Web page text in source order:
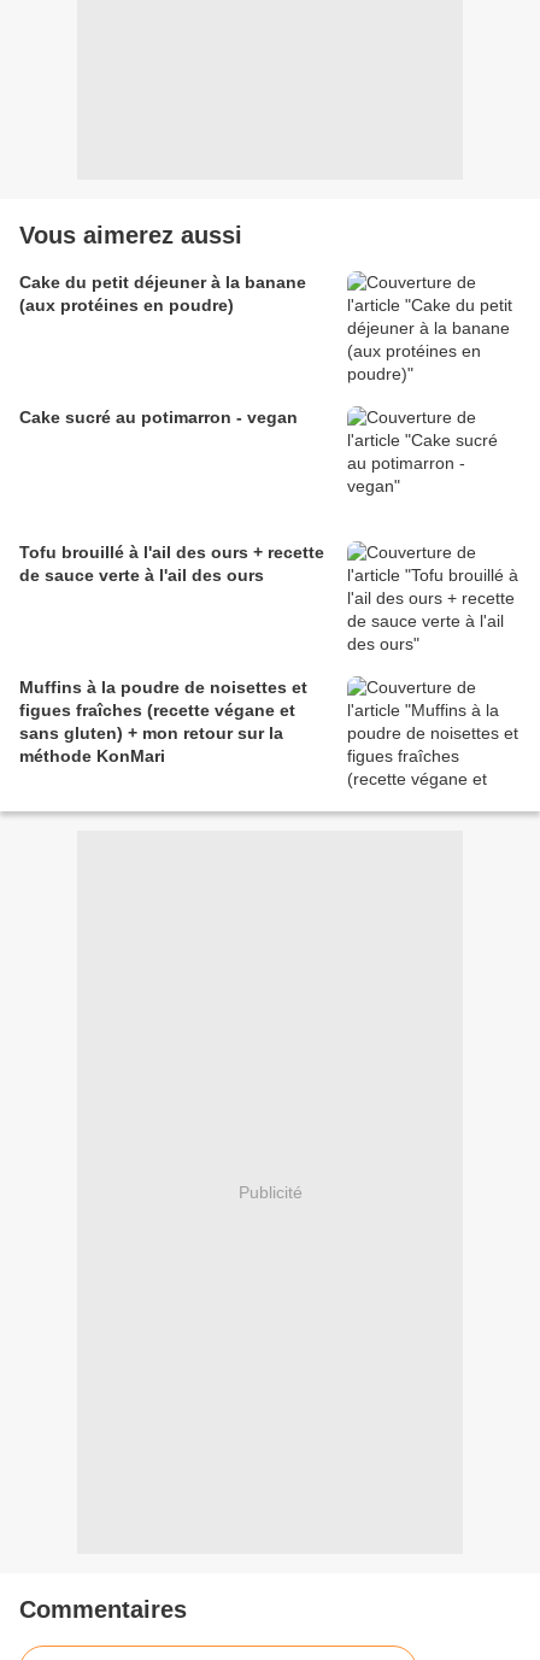
Vous aimerez aussi
Cake du petit déjeuner à la banane
(aux protéines en poudre)
Cake sucré au potimarron - vegan
Tofu brouillé à l'ail des ours + recette
de sauce verte à l'ail des ours
Muffins à la poudre de noisettes et
figues fraîches (recette végane et
sans gluten) + mon retour sur la
méthode KonMari
Publicité
Commentaires